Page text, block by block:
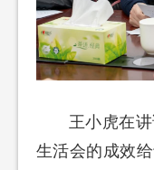
王小虎在
生活会的成效